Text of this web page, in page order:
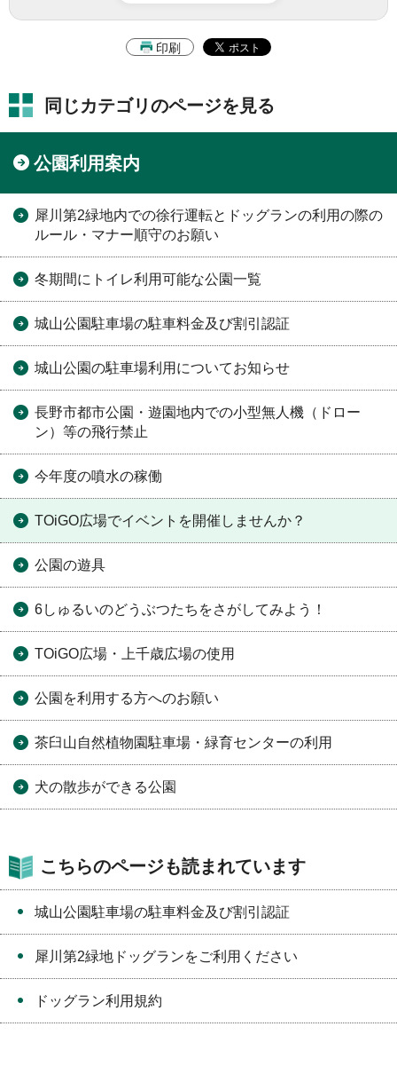
印刷
同じカテゴリのページを見る
公園利用案内
犀川第2緑地内での徐行運転とドッグランの利用の際の
ルール・マナー順守のお願い
冬期間にトイレ利用可能な公園一覧
城山公園駐車場の駐車料金及び割引認証
城山公園の駐車場利用についてお知らせ
長野市都市公園・遊園地内での小型無人機（ドロー
ン）等の飛行禁止
今年度の噴水の稼働
TOiGO広場でイベントを開催しませんか？
公園の遊具
6しゅるいのどうぶつたちをさがしてみよう！
TOiGO広場・上千歳広場の使用
公園を利用する方へのお願い
茶臼山自然植物園駐車場・緑育センターの利用
犬の散歩ができる公園
こちらのページも読まれています
城山公園駐車場の駐車料金及び割引認証
犀川第2緑地ドッグランをご利用ください
ドッグラン利用規約